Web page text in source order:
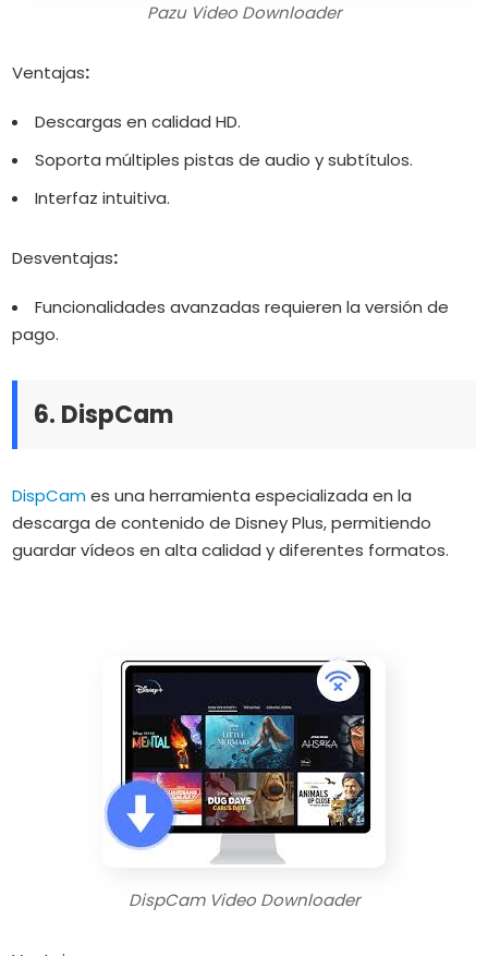
Pazu Video Downloader
Ventajas:
Descargas en calidad HD.
Soporta múltiples pistas de audio y subtítulos.
Interfaz intuitiva.
Desventajas:
Funcionalidades avanzadas requieren la versión de
pago.
6. DispCam
DispCames una herramienta especializada en la
descarga de contenido de Disney Plus, permitiendo
guardar vídeos en alta calidad y diferentes formatos.
DispCam Video Downloader